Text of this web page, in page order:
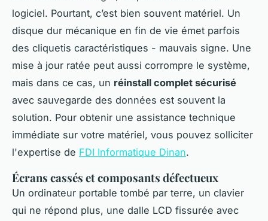
logiciel. Pourtant, c’est bien souvent matériel. Un
disque dur mécanique en fin de vie émet parfois
des cliquetis caractéristiques - mauvais signe. Une
mise à jour ratée peut aussi corrompre le système,
mais dans ce cas, un réinstall complet sécurisé
avec sauvegarde des données est souvent la
solution. Pour obtenir une assistance technique
immédiate sur votre matériel, vous pouvez solliciter
l'expertise de FDI Informatique Dinan.
Écrans cassés et composants défectueux
Un ordinateur portable tombé par terre, un clavier
qui ne répond plus, une dalle LCD fissurée avec